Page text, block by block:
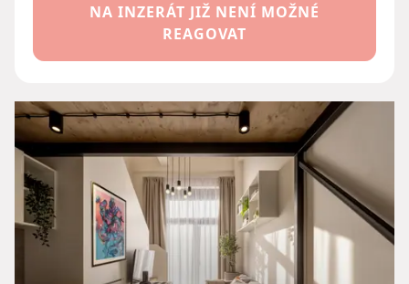
NA INZERÁT JIŽ NENÍ MOŽNÉ
REAGOVAT